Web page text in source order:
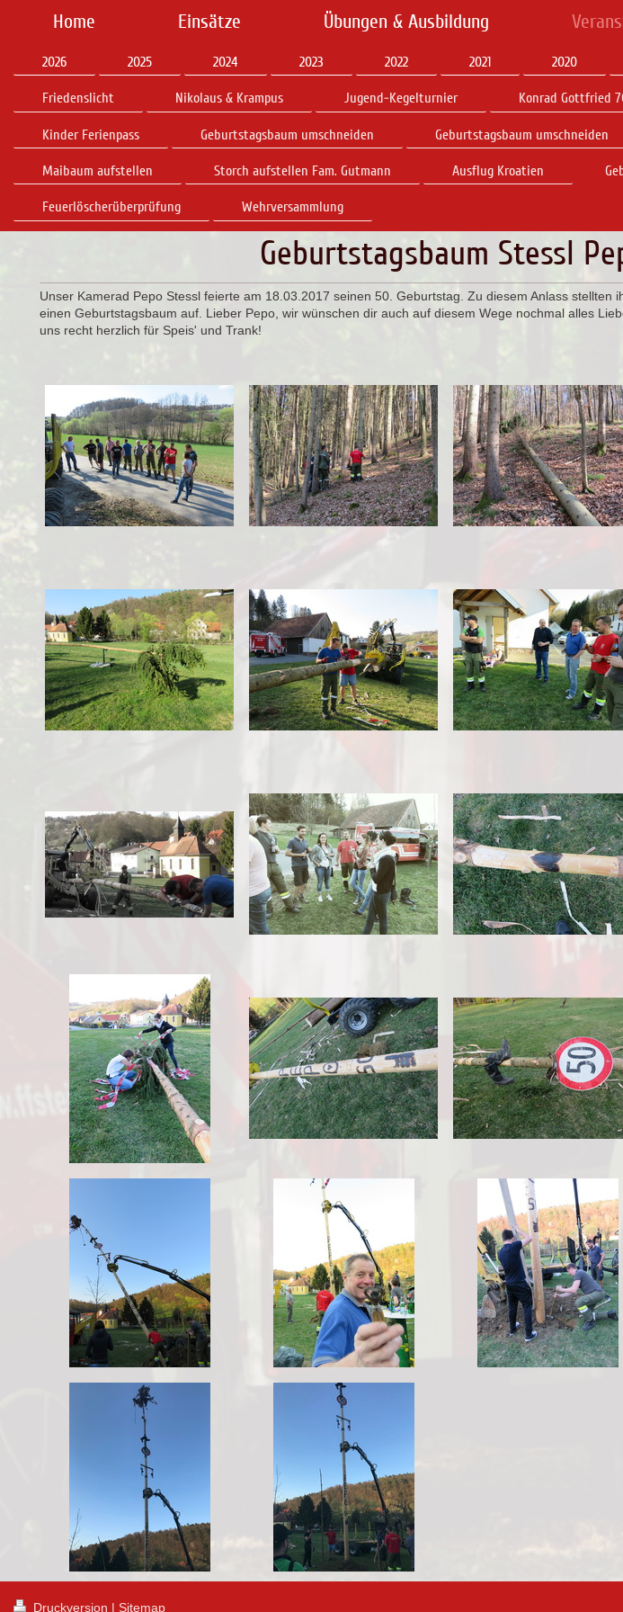
Home Einsätze Übungen & Ausbildung
2026 2025 2024 2023 2022 2021 2020
Friedenslicht Nikolaus & Krampus Jugend-Kegelturnier Konrad Gottfried
Kinder Ferienpass Geburtstagsbaum umschneiden Geburtstagsbaum umschneiden
Maibaum aufstellen Storch aufstellen Fam. Gutmann Ausflug Kroatien
Feuerlöscherüberprüfung Wehrversammlung
Geburtstagsbaum Stessl
Unser Kamerad Pepo Stessl feierte am 18.03.2017 seinen 50. Geburtstag. Zu diesem Anlass stellten
einen Geburtstagsbaum auf. Lieber Pepo, wir wünschen dir auch auf diesem Wege nochmal alles
uns recht herzlich für Speis' und Trank!
Druckversion | Sitemap